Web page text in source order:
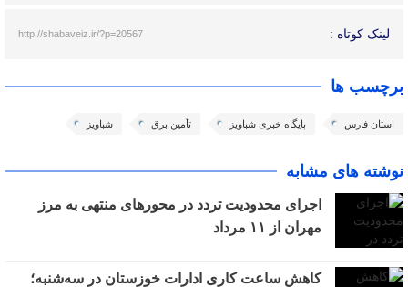
لینک کوتاه : http://shabaveiz.ir/?p=20567
برچسب ها
استان فارس پایگاه خبری شباویز تأمین برق شباویز
نوشته های مشابه
اجرای محدودیت تردد در محورهای منتهی به مرز
مهران از ۱۱ مرداد
کاهش ساعت کاری ادارات خوزستان در سه‌شنبه؛